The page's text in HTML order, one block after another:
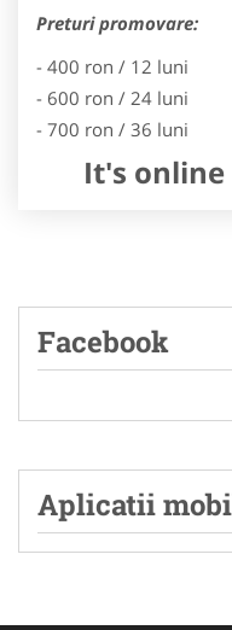
Preturi promovare:
- 400 ron / 12 luni
- 600 ron / 24 luni
- 700 ron / 36 luni
It's
Facebook
Aplicatii